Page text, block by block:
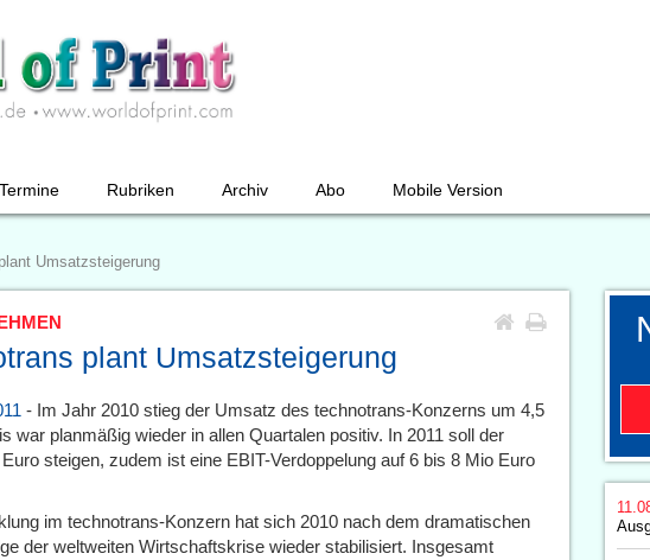
Rubriken Archiv Abo Mobile Version
Umsatzsteigerung
plant Umsatzsteigerung
- Im Jahr 2010 stieg der Umsatz des technotrans-Konzerns um 4,5
war planmäßig wieder in allen Quartalen positiv. In 2011 soll der
steigen, zudem ist eine EBIT-Verdoppelung auf 6 bis 8 Mio Euro
im technotrans-Konzern hat sich 2010 nach dem dramatischen
der weltweiten Wirtschaftskrise wieder stabilisiert. Insgesamt